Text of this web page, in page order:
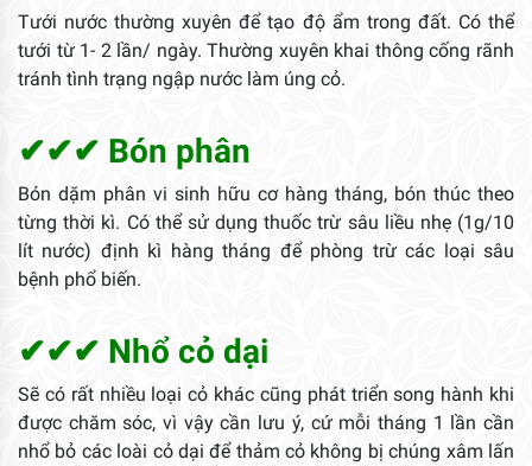
Tưới nước thường xuyên để tạo độ ẩm trong đất. Có thể
tưới từ 1- 2 lần/ ngày. Thường xuyên khai thông cống rãnh
tránh tình trạng ngập nước làm úng cỏ.
✔✔✔ Bón phân
Bón dặm phân vi sinh hữu cơ hàng tháng, bón thúc theo
từng thời kì. Có thể sử dụng thuốc trừ sâu liều nhẹ (1g/10
lít nước) định kì hàng tháng để phòng trừ các loại sâu
bệnh phổ biến.
✔✔✔ Nhổ cỏ dại
Sẽ có rất nhiều loại cỏ khác cũng phát triển song hành khi
được chăm sóc, vì vậy cần lưu ý, cứ mỗi tháng 1 lần cần
nhổ bỏ các loài cỏ dại để thảm cỏ không bị chúng xâm lấn